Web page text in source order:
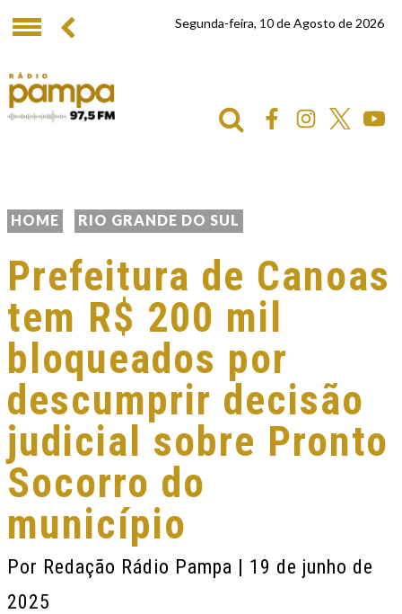
Segunda-feira, 10 de Agosto de 2026
HOME RIO GRANDE DO SUL
Prefeitura de Canoas
tem R$ 200 mil
bloqueados por
descumprir decisão
judicial sobre Pronto
Socorro do
município
Por Redação Rádio Pampa | 19 de junho de
2025